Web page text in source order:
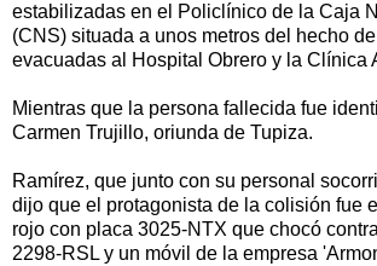
estabilizadas en el Policlínico de la Caja
(CNS) situada a unos metros del hecho
evacuadas al Hospital Obrero y la Clínica
Mientras que la persona fallecida fue
Carmen Trujillo, oriunda de Tupiza.
Ramírez, que junto con su personal
dijo que el protagonista de la colisión fue
rojo con placa 3025-NTX que chocó
2298-RSL y un móvil de la empresa